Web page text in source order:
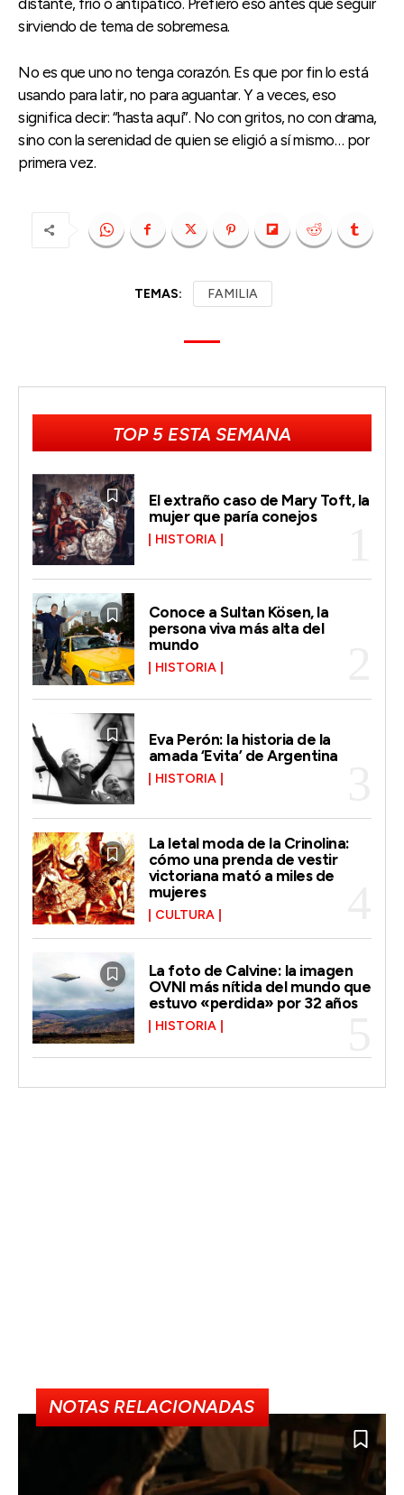
sirviendo de tema de sobremesa.
No es que uno no tenga corazón. Es que por fin lo está
usando para latir, no para aguantar. Y a veces, eso
significa decir: “hasta aquí”. No con gritos, no con drama,
sino con la serenidad de quien se eligió a sí mismo… por
primera vez.
TEMAS: FAMILIA
TOP 5 ESTA SEMANA
El extraño caso de Mary Toft, la
mujer que paría conejos
HISTORIA
Conoce a Sultan Kösen, la
persona viva más alta del
mundo
HISTORIA
Eva Perón: la historia de la
amada ‘Evita’ de Argentina
HISTORIA
La letal moda de la Crinolina:
cómo una prenda de vestir
victoriana mató a miles de
mujeres
CULTURA
La foto de Calvine: la imagen
OVNI más nítida del mundo que
estuvo «perdida» por 32 años
HISTORIA
NOTAS RELACIONADAS